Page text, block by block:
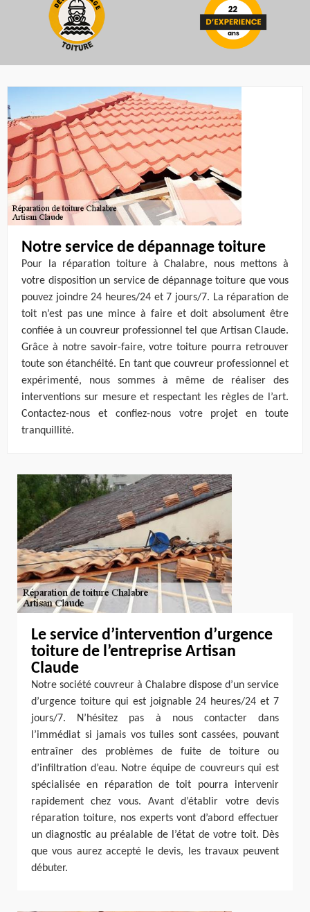
Notre service de dépannage toiture
Pour la réparation toiture à Chalabre, nous mettons à
votre disposition un service de dépannage toiture que vous
pouvez joindre 24 heures/24 et 7 jours/7. La réparation de
toit n’est pas une mince à faire et doit absolument être
confiée à un couvreur professionnel tel que Artisan Claude.
Grâce à notre savoir-faire, votre toiture pourra retrouver
toute son étanchéité. En tant que couvreur professionnel et
expérimenté, nous sommes à même de réaliser des
interventions sur mesure et respectant les règles de l’art.
Contactez-nous et confiez-nous votre projet en toute
tranquillité.
Le service d’intervention d’urgence
toiture de l’entreprise Artisan
Claude
Notre société couvreur à Chalabre dispose d’un service
d’urgence toiture qui est joignable 24 heures/24 et 7
jours/7. N’hésitez pas à nous contacter dans
l’immédiat si jamais vos tuiles sont cassées, pouvant
entraîner des problèmes de fuite de toiture ou
d’infiltration d’eau. Notre équipe de couvreurs qui est
spécialisée en réparation de toit pourra intervenir
rapidement chez vous. Avant d’établir votre devis
réparation toiture, nos experts vont d’abord effectuer
un diagnostic au préalable de l’état de votre toit. Dès
que vous aurez accepté le devis, les travaux peuvent
débuter.